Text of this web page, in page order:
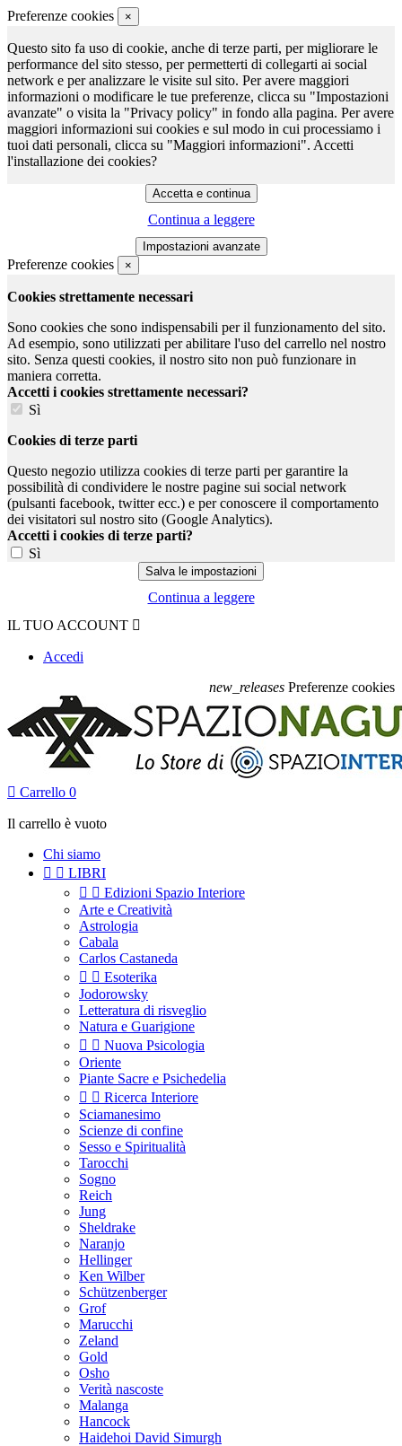
Preferenze cookies ×
Questo sito fa uso di cookie, anche di terze parti, per migliorare le
performance del sito stesso, per permetterti di collegarti ai social
network e per analizzare le visite sul sito. Per avere maggiori
informazioni o modificare le tue preferenze, clicca su "Impostazioni
avanzate" o visita la "Privacy policy" in fondo alla pagina. Per avere
maggiori informazioni sui cookies e sul modo in cui processiamo i
tuoi dati personali, clicca su "Maggiori informazioni". Accetti
l'installazione dei cookies?
Continua a leggere
Preferenze cookies ×
Cookies strettamente necessari
Sono cookies che sono indispensabili per il funzionamento del sito.
Ad esempio, sono utilizzati per abilitare l'uso del carrello nel nostro
sito. Senza questi cookies, il nostro sito non può funzionare in
maniera corretta.
Accetti i cookies strettamente necessari?
Sì
Cookies di terze parti
Questo negozio utilizza cookies di terze parti per garantire la
possibilità di condividere le nostre pagine sui social network
(pulsanti facebook, twitter ecc.) e per conoscere il comportamento
dei visitatori sul nostro sito (Google Analytics).
Accetti i cookies di terze parti?
Sì
Continua a leggere
IL TUO ACCOUNT 
Accedi
new_releases Preferenze cookies
 Carrello 0
Il carrello è vuoto
Chi siamo
  LIBRI
  Edizioni Spazio Interiore
Arte e Creatività
Astrologia
Cabala
Carlos Castaneda
  Esoterika
Jodorowsky
Letteratura di risveglio
Natura e Guarigione
  Nuova Psicologia
Oriente
Piante Sacre e Psichedelia
  Ricerca Interiore
Sciamanesimo
Scienze di confine
Sesso e Spiritualità
Tarocchi
Sogno
Reich
Jung
Sheldrake
Naranjo
Hellinger
Ken Wilber
Schützenberger
Grof
Marucchi
Zeland
Gold
Osho
Verità nascoste
Malanga
Hancock
Haidehoi David Simurgh